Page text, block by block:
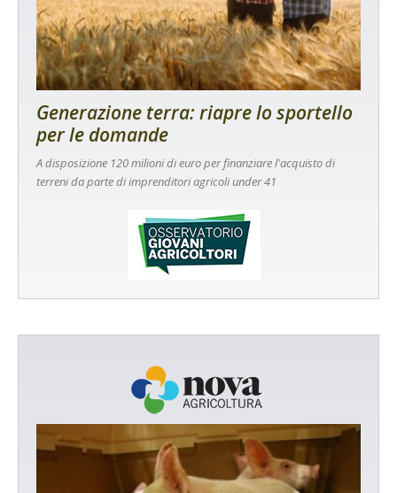
Generazione terra: riapre lo sportello
per le domande
A disposizione 120 milioni di euro per finanziare l'acquisto di
terreni da parte di imprenditori agricoli under 41